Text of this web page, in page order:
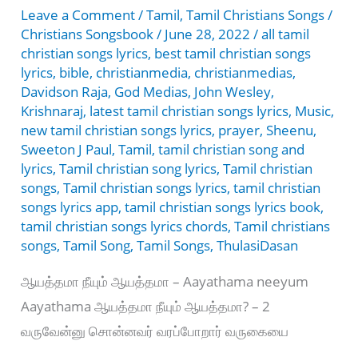
Leave a Comment/Tamil,Tamil Christians Songs/
Christians Songsbook/ June 28, 2022/all tamil
christian songs lyrics, best tamil christian songs
lyrics, bible, christianmedia, christianmedias,
Davidson Raja, God Medias, John Wesley,
Krishnaraj, latest tamil christian songs lyrics, Music,
new tamil christian songs lyrics, prayer,Sheenu,
Sweeton J Paul,Tamil,tamil christian song and
lyrics,Tamil christian song lyrics,Tamil christian
songs,Tamil christian songs lyrics,tamil christian
songs lyrics app,tamil christian songs lyrics book,
tamil christian songs lyrics chords,Tamil christians
songs,Tamil Song,Tamil Songs,ThulasiDasan
ஆயத்தமா நீயும் ஆயத்தமா – Aayathama neeyum
Aayathama ஆயத்தமா நீயும் ஆயத்தமா? – 2
வருவேன்னு சொன்னவர் வரப்போறார் வருகையை